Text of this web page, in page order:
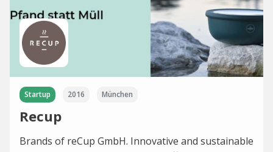
Startup 2016 München
Recup
Brands of reCup GmbH. Innovative and sustainable